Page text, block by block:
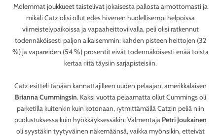
Molemmat joukkueet taistelivat jokaisesta pallosta armottomasti ja
mikäli Catz olisi ollut edes hivenen huolellisempi helpoissa
viimeistelypaikoissa ja vapaaheittoviivalla, peli olisi ratkennut
todennäköisesti paljon aikaisemmin: kahden pisteen heittojen (32
%) ja vapareiden (54 %) prosentit eivät todennäköisesti enää toista
kertaa riitä täysiin sarjapisteisiin.
Catz esitteli tänään kannattajilleen uuden pelaajan, amerikkalaisen
Brianna Cummingsin. Kaksi vuotta pelaamatta ollut Cummings oli
parketilla kuitenkin kuin kotonaan, rytmittämällä Catzin peliä niin
puolustuksessa kuin hyökkäyksessäkin. Valmentaja Petri Joukainen
oli syystäkin tyytyväinen näkemäänsä, vaikka myönsikin, etteivät